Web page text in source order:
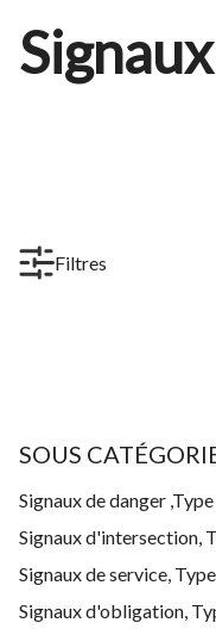
Filtres
SOUS
Signaux de danger
Signaux d'intersection,
Signaux de service,
Signaux d'obligation,